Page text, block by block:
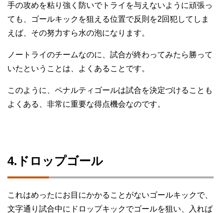
手の攻めを粘り強く防いでトライを与えないように頑張っ
ても、ゴールキックを狙える位置で反則を2回犯してしま
えば、その努力すら水の泡になります。
ノートライのチームなのに、試合が終わってみたら勝って
いたということは、よくあることです。
このように、ペナルティゴールは試合を決定づけることも
よくある、非常に重要な得点機会なのです。
4.ドロップゴール
これはめったにお目にかかることがないゴールキックで、
文字通り試合中にドロップキックでゴールを狙い、入れば